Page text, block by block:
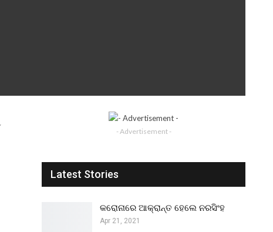
- Advertisement -
Latest Stories
କରୋନାରେ ଆକ୍ରାନ୍ତ ହେଲେ ନରସିଂହ
Apr 21, 2021